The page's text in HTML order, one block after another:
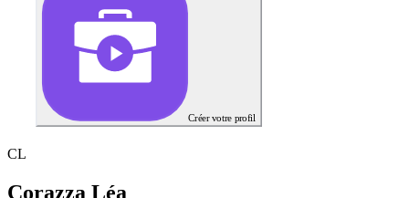
Créer votre profil
CL
Corazza Léa